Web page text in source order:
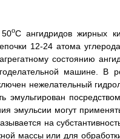
оС ангидридов жирных
12-24 атома
состоянию
машине. В
нежелательный
эмульсии могут
на
массы или для